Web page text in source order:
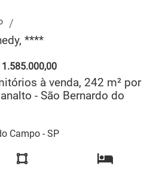
****
1.585.000,00
à venda, 242 m² por
- São Bernardo do
Campo - SP